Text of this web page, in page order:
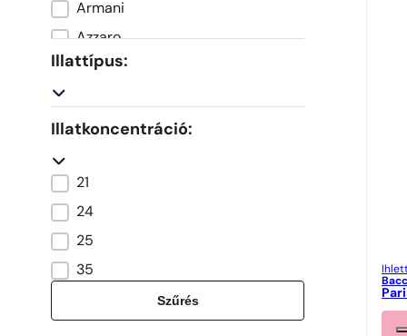
Armani
Azzaro
Balenciaga
Cacharel
Carolina Herrera
Celine Dion
Cerruti
Chanel
Illattípus:
Illatkoncentráció:
Zaperfumowanie
21
24
25
35
Szűrés